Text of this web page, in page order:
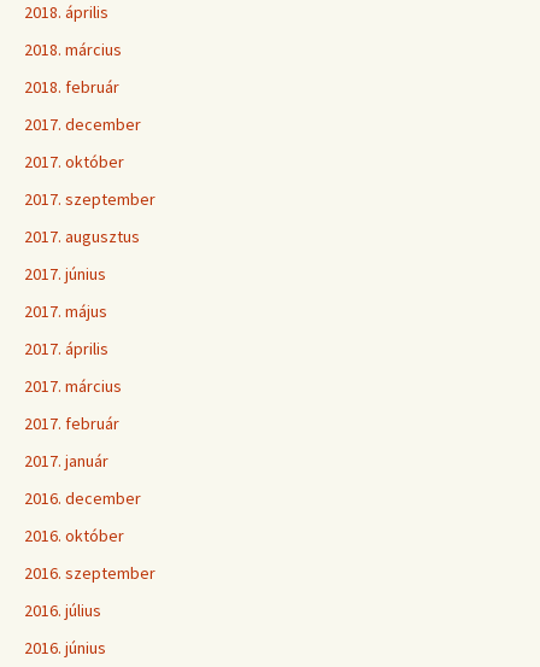
2018. április
2018. március
2018. február
2017. december
2017. október
2017. szeptember
2017. augusztus
2017. június
2017. május
2017. április
2017. március
2017. február
2017. január
2016. december
2016. október
2016. szeptember
2016. július
2016. június